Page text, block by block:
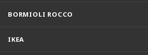
BORMIOLI ROCCO
IKEA